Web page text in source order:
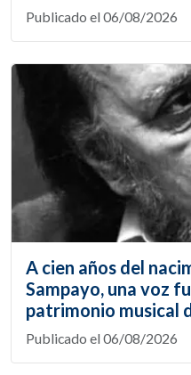
Publicado el 06/08/2026
A cien años del
Sampayo, una voz
patrimonio musical
Publicado el 06/08/2026